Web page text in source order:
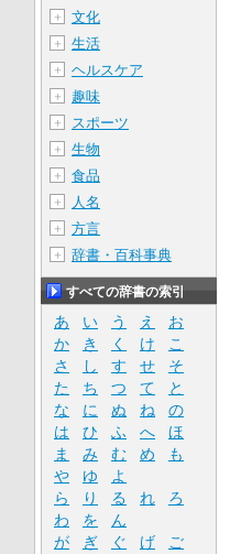
＋ 文化
＋ 生活
＋ ヘルスケア
＋ 趣味
＋ スポーツ
＋ 生物
＋ 食品
＋ 人名
＋ 方言
＋ 辞書・百科事典
すべての辞書の索引
あ い う え
お
か
き く け
こ
さ
し す せ
そ
た
ち つ て
と
な
に ぬ ね
の
は
ひ ふ へ
ほ
ま
み む め
も
や
ゆ
よ
ら
り る れ
ろ
わ
を
ん
が
ぎ ぐ げ
ご